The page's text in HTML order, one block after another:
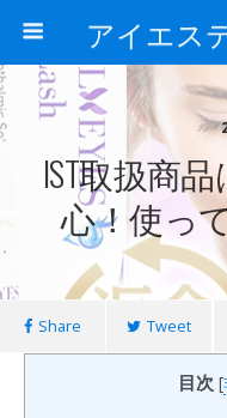
IST取扱商
心！使っ
Share Tweet
目次 [